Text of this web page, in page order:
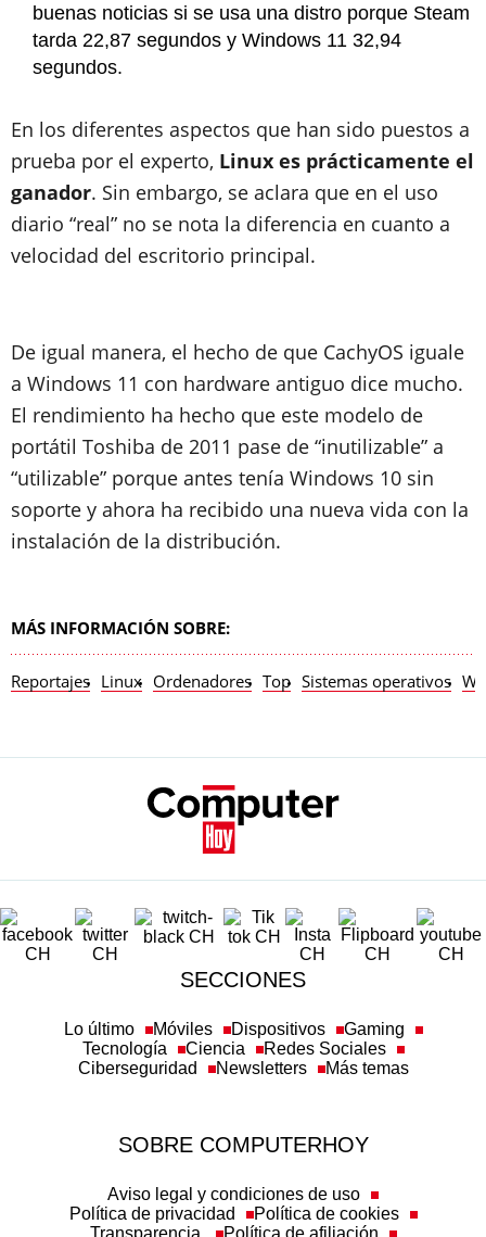
buenas noticias si se usa una distro porque Steam
tarda 22,87 segundos y Windows 11 32,94
segundos.
En los diferentes aspectos que han sido puestos a
prueba por el experto, Linux es prácticamente el
ganador. Sin embargo, se aclara que en el uso
diario “real” no se nota la diferencia en cuanto a
velocidad del escritorio principal.
De igual manera, el hecho de que CachyOS iguale
a Windows 11 con hardware antiguo dice mucho.
El rendimiento ha hecho que este modelo de
portátil Toshiba de 2011 pase de “inutilizable” a
“utilizable” porque antes tenía Windows 10 sin
soporte y ahora ha recibido una nueva vida con la
instalación de la distribución.
MÁS INFORMACIÓN SOBRE:
Reportajes Linux Ordenadores Top Sistemas operativos
SECCIONES
Lo último Móviles Dispositivos
Gaming
Tecnología
Ciencia
Redes Sociales
Ciberseguridad
Newsletters Más temas
SOBRE COMPUTERHOY
Aviso legal y condiciones de uso
Política de privacidad
Política de cookies
Transparencia
Política de afiliación